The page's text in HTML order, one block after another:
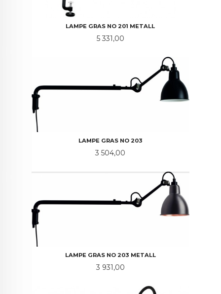
LAMPE GRAS NO 201 METALL
Pris
5 331,00
LAMPE GRAS NO 203
Pris
3 504,00
LAMPE GRAS NO 203 METALL
Pris
3 931,00